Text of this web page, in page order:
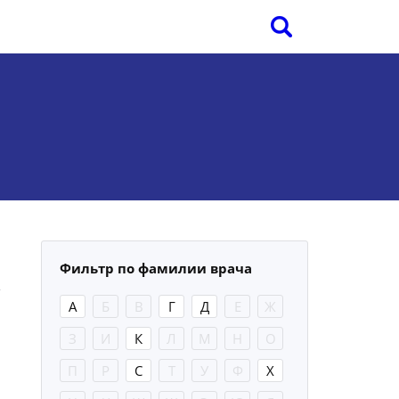
Фильтр по фамилии врача
А Б В Г Д Е
Ж
З
И К Л М Н
О
П
Р С Т У Ф
Х